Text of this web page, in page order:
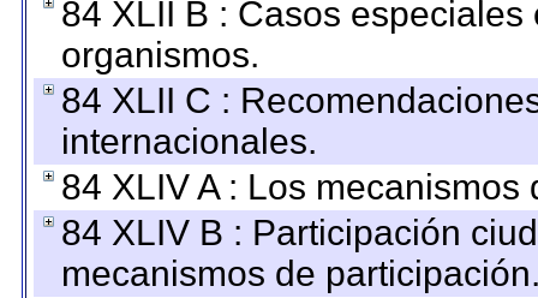
84 XLII B : Casos
organismos.
84 XLII C :
internacionales.
84 XLIV A : Los
84 XLIV B : Participación
mecanismos de